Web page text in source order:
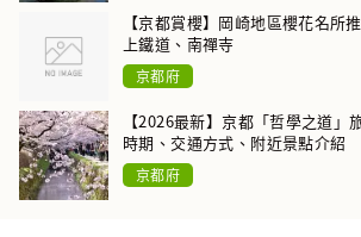
【京都賞櫻】岡崎地區櫻花名所
上鐵道、南禪寺
京都府
【2026最新】京都「哲學之道」
時期、交通方式、附近景點介紹
京都府